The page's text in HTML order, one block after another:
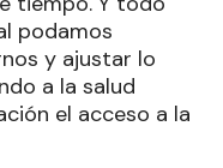
podamos
y ajustar lo
a la salud
el acceso a la